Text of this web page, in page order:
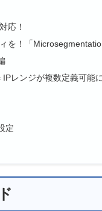
応！
を！「
レンジが複数定義可能に
定